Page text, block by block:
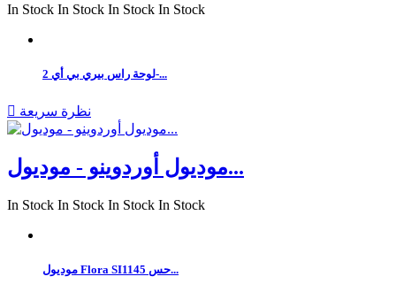
In Stock In Stock In Stock In Stock
لوحة راس بيري بي أي 2-...
 نظرة سريعة
موديول أوردوينو - موديول...
In Stock In Stock In Stock In Stock
موديول Flora SI1145 حس...